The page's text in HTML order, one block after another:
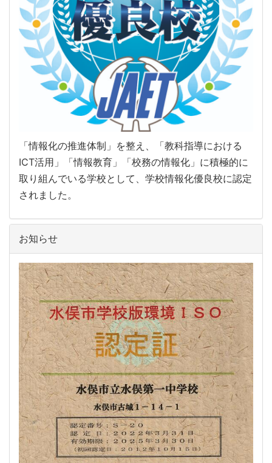
「情報化の推進体制」を整え、「教科指導における
ICT活用」「情報教育」「校務の情報化」に積極的に
取り組んでいる学校として、学校情報化優良校に認定
されました。
お知らせ